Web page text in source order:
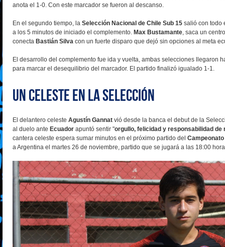
anota el 1-0. Con este marcador se fueron al descanso.
En el segundo tiempo, la Selección Nacional de Chile Sub 15 salió con todo
a los 5 minutos de iniciado el complemento. Max Bustamante, saca un
conecta Bastián Silva con un fuerte disparo que dejó sin opciones al meta
El desarrollo del complemento fue ida y vuelta, ambas selecciones llegaron
para marcar el desequilibrio del marcador. El partido finalizó igualado 1-1.
Un celeste en la Selección
El delantero celeste Agustín Gannat vió desde la banca el debut de la
al duelo ante Ecuador apuntó sentir "orgullo, felicidad y responsabilidad de
cantera celeste espera sumar minutos en el próximo partido del
a Argentina el martes 26 de noviembre, partido que se jugará a las 18:00